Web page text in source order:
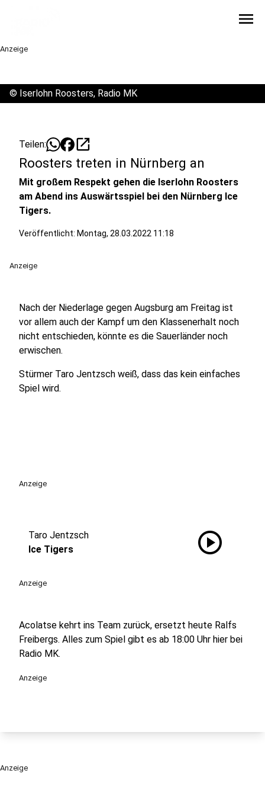
menu
Anzeige
© Iserlohn Roosters, Radio MK
Teilen: open_in_new
Roosters treten in Nürnberg an
Mit großem Respekt gehen die Iserlohn Roosters
am Abend ins Auswärtsspiel bei den Nürnberg Ice
Tigers.
Veröffentlicht: Montag, 28.03.2022 11:18
Anzeige
Nach der Niederlage gegen Augsburg am Freitag ist
vor allem auch der Kampf um den Klassenerhalt noch
nicht entschieden, könnte es die Sauerländer noch
erwischen.
Stürmer Taro Jentzsch weiß, dass das kein einfaches
Spiel wird.
Anzeige
Taro Jentzsch
Ice Tigers
play_circle
Anzeige
Acolatse kehrt ins Team zurück, ersetzt heute Ralfs
Freibergs. Alles zum Spiel gibt es ab 18:00 Uhr hier bei
Radio MK.
Anzeige
Anzeige